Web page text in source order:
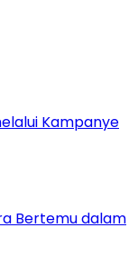
Kampanye
Bertemu dalam